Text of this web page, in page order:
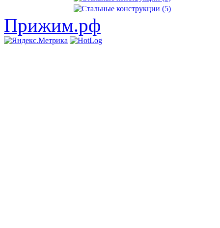
Прижим.рф